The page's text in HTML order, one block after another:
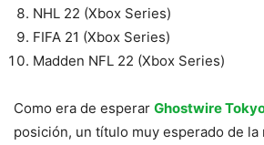
NHL 22 (Xbox Series)
FIFA 21 (Xbox Series)
Madden NFL 22 (Xbox Series)
Como era de esperar Ghostwire
posición, un título muy esperado de la